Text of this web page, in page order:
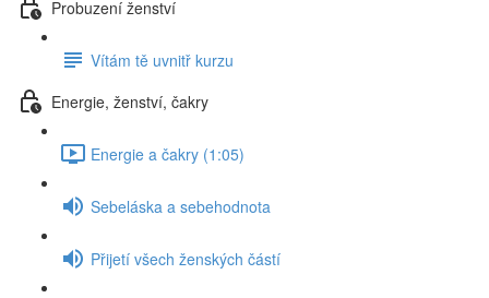
Probuzení ženství
Vítám tě uvnitř kurzu
Energie, ženství, čakry
Energie a čakry (1:05)
Sebeláska a sebehodnota
Přijetí všech ženských částí